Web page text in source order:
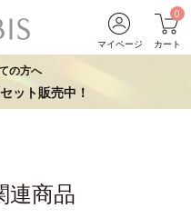
マイページ
0
カート
の方へ
ット販売中！
連商品